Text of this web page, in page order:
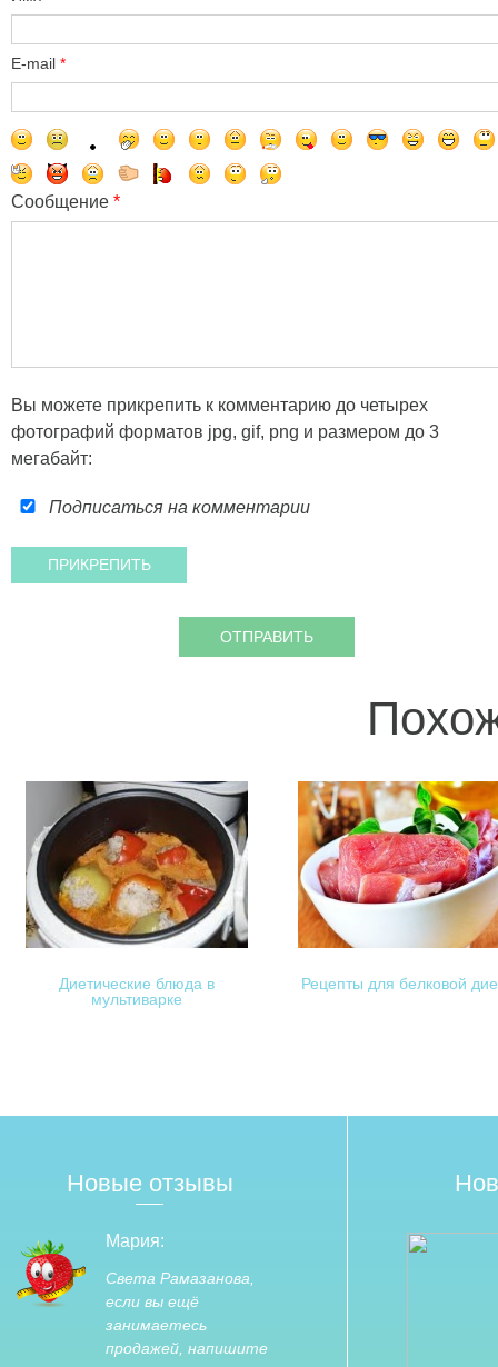
E-mail *
Сообщение *
Вы можете прикрепить к комментарию до четырех
фотографий форматов jpg, gif, png и размером до 3
мегабайт:
Подписаться на комментарии
Диетические блюда в
мультиварке
Рецепты для белковой
Новые отзывы
Мария:
Света Рамазанова,
если вы ещё
занимаетесь
продажей, напишите